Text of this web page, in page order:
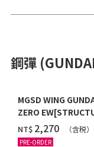
鋼彈
MGSD WING
ZERO
COATING/BLACK]
12月發送]
NT$ ‌2,270 （含税）
PRE-ORDER